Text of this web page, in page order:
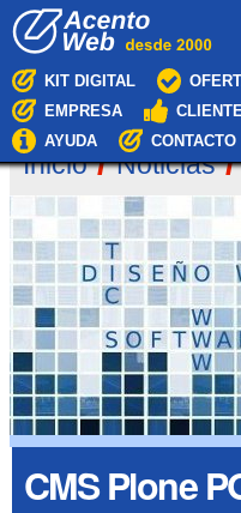
KIT DIGITAL
EMPRESA
AYUDA
CONTACTO
Inicio /Noticias
CMS Plone